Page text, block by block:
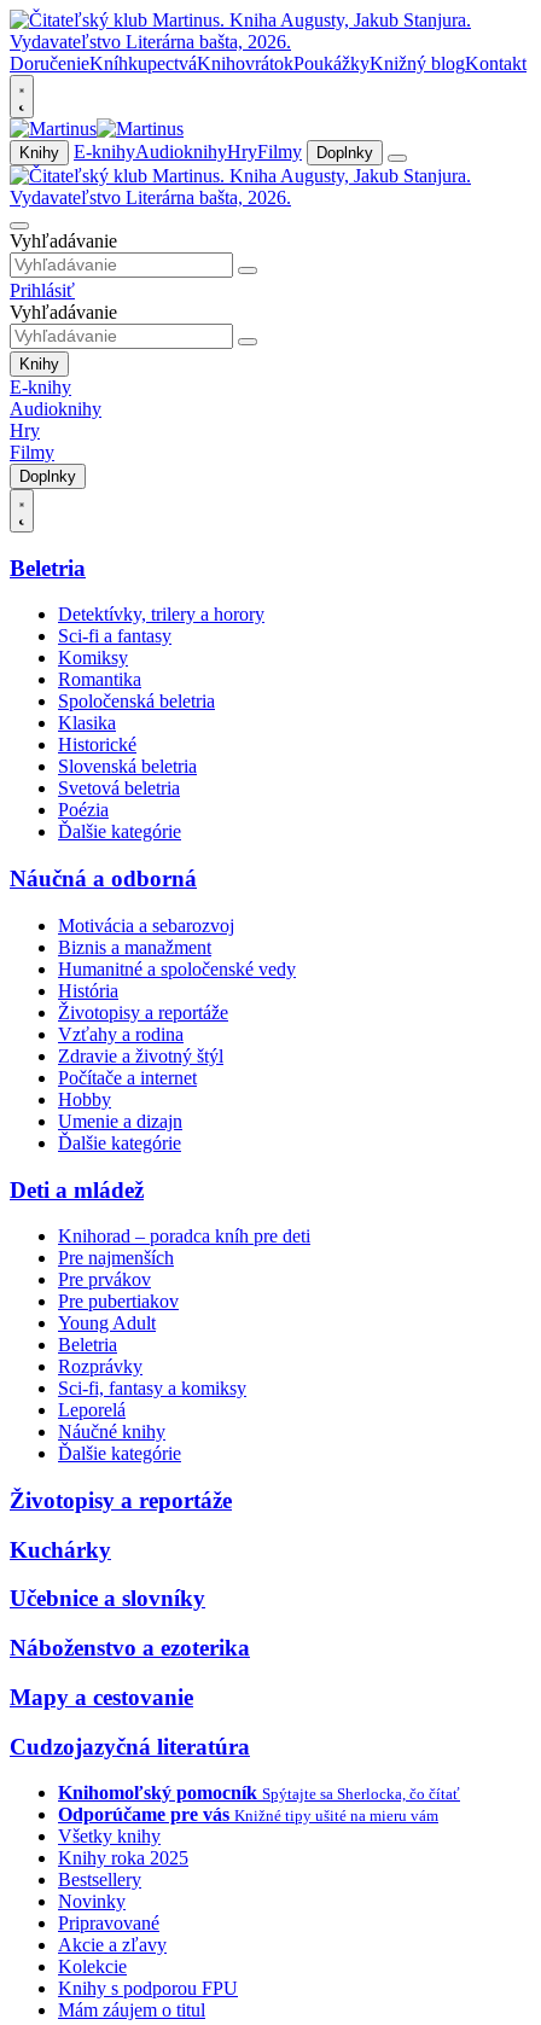
DoručenieKníhkupectváKnihovrátokPoukážkyKnižný blogKontakt
Knihy E-knihyAudioknihyHryFilmy Doplnky
Vyhľadávanie
Prihlásiť
Vyhľadávanie
Knihy
E-knihy
Audioknihy
Hry
Filmy
Doplnky
Beletria
Detektívky, trilery a horory
Sci-fi a fantasy
Komiksy
Romantika
Spoločenská beletria
Klasika
Historické
Slovenská beletria
Svetová beletria
Poézia
Ďalšie kategórie
Náučná a odborná
Motivácia a sebarozvoj
Biznis a manažment
Humanitné a spoločenské vedy
História
Životopisy a reportáže
Vzťahy a rodina
Zdravie a životný štýl
Počítače a internet
Hobby
Umenie a dizajn
Ďalšie kategórie
Deti a mládež
Knihorad – poradca kníh pre deti
Pre najmenších
Pre prvákov
Pre pubertiakov
Young Adult
Beletria
Rozprávky
Sci-fi, fantasy a komiksy
Leporelá
Náučné knihy
Ďalšie kategórie
Životopisy a reportáže
Kuchárky
Učebnice a slovníky
Náboženstvo a ezoterika
Mapy a cestovanie
Cudzojazyčná literatúra
Knihomoľský pomocník Spýtajte sa Sherlocka, čo čítať
Odporúčame pre vás Knižné tipy ušité na mieru vám
Všetky knihy
Knihy roka 2025
Bestsellery
Novinky
Pripravované
Akcie a zľavy
Kolekcie
Knihy s podporou FPU
Mám záujem o titul